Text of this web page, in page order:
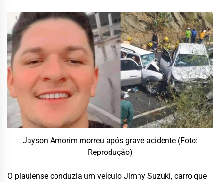
Jayson Amorim morreu após grave acidente (Foto:
Reprodução)
O piauiense conduzia um veículo Jimny Suzuki, carro que